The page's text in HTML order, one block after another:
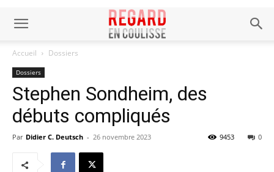
Accueil Dossiers
Dossiers
Stephen Sondheim, des
débuts compliqués
Par Didier C. Deutsch - 26 novembre 2023 0
9453